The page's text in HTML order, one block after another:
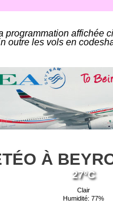
programmation affichée
outre les vols en
À
27°C
Clair
Humidité: 77%